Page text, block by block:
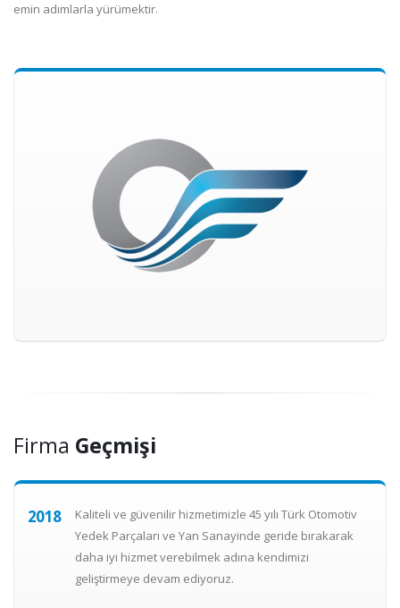
emin adımlarla yürümektir.
Firma Geçmişi
2018
Kaliteli ve güvenilir hizmetimizle 45 yılı Türk Otomotiv
Yedek Parçaları ve Yan Sanayinde geride bırakarak
daha iyi hizmet verebilmek adına kendimizi
geliştirmeye devam ediyoruz.